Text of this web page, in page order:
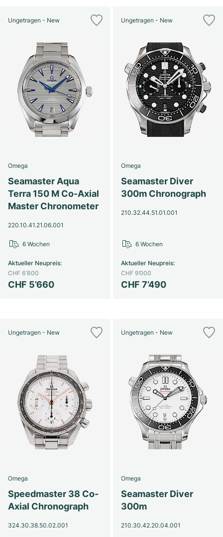
Ungetragen - New
Omega
Seamaster Aqua
Terra 150 M Co-Axial
Master Chronometer
220.10.41.21.06.001
CHF 5’660
Aktueller Neupreis:
CHF 6’800
6 Wochen
Ungetragen - New
Omega
Seamaster Diver
300m Chronograph
210.32.44.51.01.001
CHF 7’490
Aktueller Neupreis:
CHF 9’000
6 Wochen
Ungetragen - New
Omega
Speedmaster 38 Co-
Axial Chronograph
324.30.38.50.02.001
Ungetragen - New
Omega
Seamaster Diver
300m
210.30.42.20.04.001